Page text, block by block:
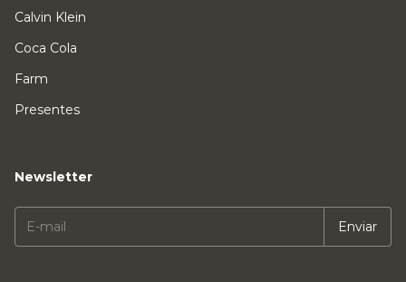
Calvin Klein
Coca Cola
Farm
Presentes
Newsletter